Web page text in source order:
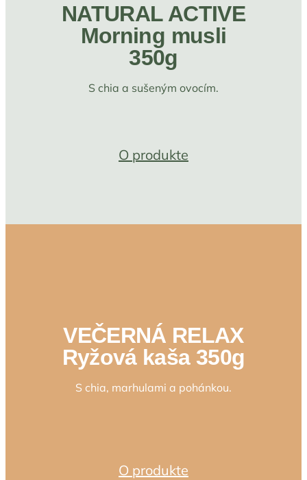
NATURAL ACTIVE
Morning musli
350g
S chia a sušeným ovocím.
O produkte
VEČERNÁ RELAX
Ryžová kaša 350g
S chia, marhulami a pohánkou.
O produkte